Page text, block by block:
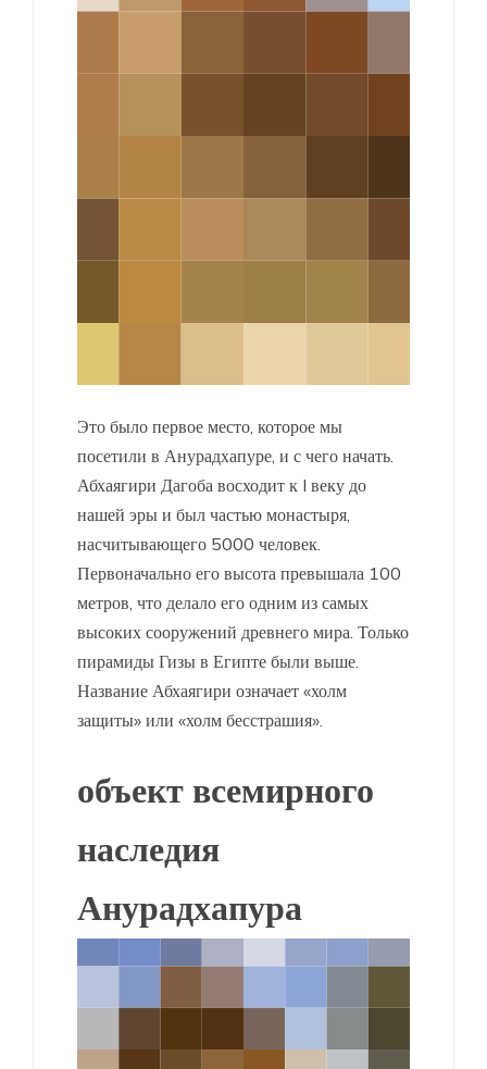
Это было первое место, которое мы
посетили в Анурадхапуре, и с чего начать.
Абхаягири Дагоба восходит к I веку до
нашей эры и был частью монастыря,
насчитывающего 5000 человек.
Первоначально его высота превышала 100
метров, что делало его одним из самых
высоких сооружений древнего мира. Только
пирамиды Гизы в Египте были выше.
Название Абхаягири означает «холм
защиты» или «холм бесстрашия».
объект всемирного
наследия
Анурадхапура